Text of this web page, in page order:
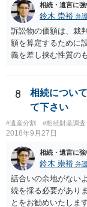
相続・遺言に
鈴木 崇裕 弁
訴訟物の価額は、裁
額を算定するために
義を差し挟む性質の
したとしても、変更
8
相続につい
て下さい
#遺産分割 #相続財産調査
2018年9月27日
相続・遺言に
鈴木 崇裕 弁
話合いの余地がない
続を採る必要があり
とをお勧めいたします